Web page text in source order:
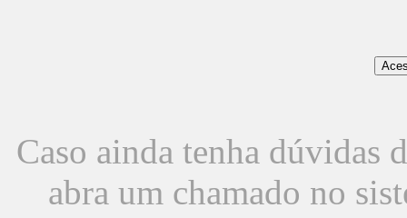
Caso ainda tenha dúvidas
abra um chamado no